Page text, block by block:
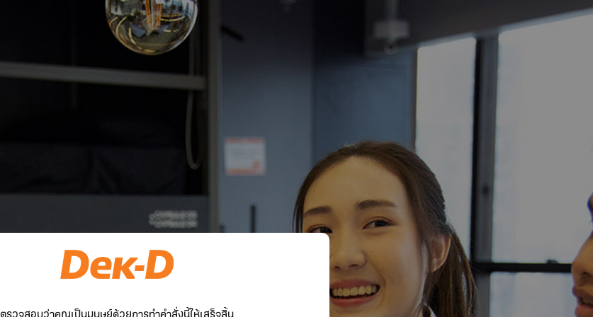
ตรวจสอบว่าคุณเป็นมนุษย์ด้วยการทำคำสั่งนี้ให้เสร็จสิ้น